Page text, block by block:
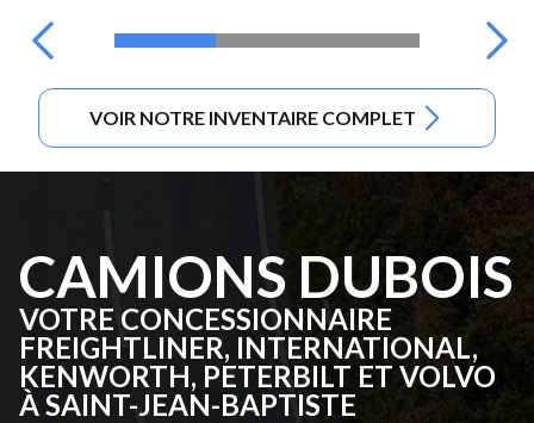
VOIR NOTRE INVENTAIRE COMPLET
CAMIONS DUBOIS
VOTRE CONCESSIONNAIRE
FREIGHTLINER, INTERNATIONAL,
KENWORTH, PETERBILT ET VOLVO
À SAINT-JEAN-BAPTISTE